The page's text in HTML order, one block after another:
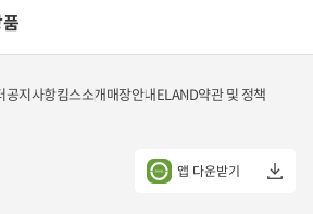
공지사항킴스소개매장안내ELAND약관 및 정책
앱 다운받기